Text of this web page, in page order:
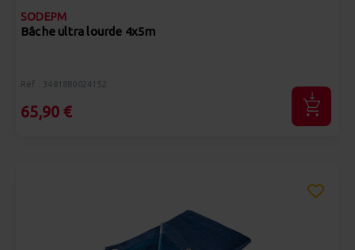
SODEPM
Bâche ultra lourde 4x5m
Réf : 3481880024152
65,90 €